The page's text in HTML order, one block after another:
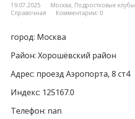
19.07.2025 Москва, Подростковые клубы
Справочная
Комментарии: 0
город: Москва
Район: Хорошёвский район
Адрес: проезд Аэропорта, 8 ст4
Индекс: 125167.0
Телефон: nan